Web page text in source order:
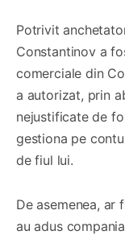
Potrivit
Constantinov a
comerciale din
a autorizat, prin
nejustificate de
gestiona pe
de fiul lui.
De asemenea,
au adus